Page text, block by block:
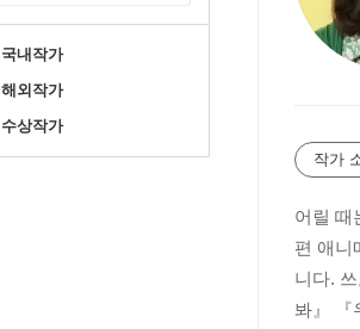
국내작가
해외작가
수상작가
작가
어릴 때
편 애니
니다.
봐』 『